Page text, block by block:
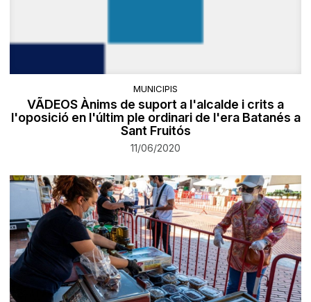
MUNICIPIS
VÃDEOS Ànims de suport a l'alcalde i crits a
l'oposició en l'últim ple ordinari de l'era Batanés a
Sant Fruitós
11/06/2020